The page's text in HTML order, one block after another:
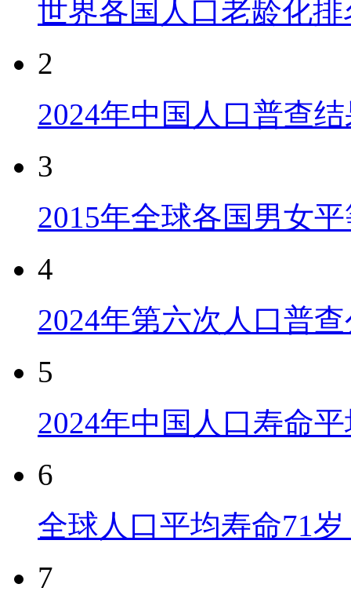
世界各国人口老龄化
2
2024年中国人口普查
3
2015年全球各国男女
4
2024年第六次人口普
5
2024年中国人口寿命
6
全球人口平均寿命71
7